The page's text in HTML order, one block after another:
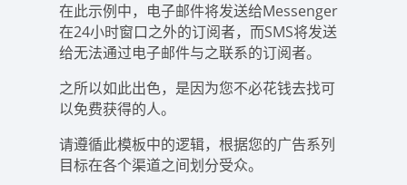
在此示例中，电子邮件将发送给Messenger
在24小时窗口之外的订阅者，而SMS将发送
给无法通过电子邮件与之联系的订阅者。
之所以如此出色，是因为您不必花钱去找可
以免费获得的人。
请遵循此模板中的逻辑，根据您的广告系列
目标在各个渠道之间划分受众。